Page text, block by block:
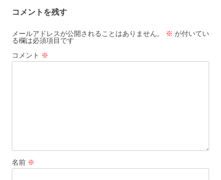
ゲ
ー
シ
ョ
コメントを残す
メールアドレスが公開されることはありません。 ※ が付いてい
る欄は必須項目です
コメント ※
名前 ※